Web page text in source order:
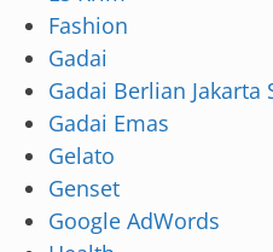
Fashion
Gadai
Gadai Berlian Jakarta
Gadai Emas
Gelato
Genset
Google AdWords